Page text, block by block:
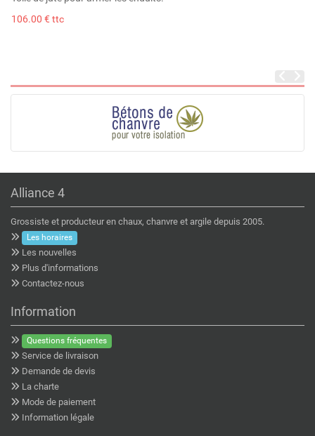
106.00 € ttc
Alliance 4
Grossiste et producteur en chaux, chanvre et argile depuis 2005.
Les horaires
Les nouvelles
Plus d'informations
Contactez-nous
Information
Questions fréquentes
Service de livraison
Demande de devis
La charte
Mode de paiement
Information légale